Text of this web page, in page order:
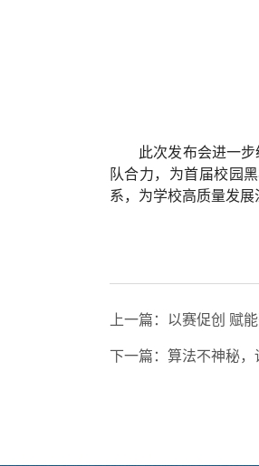
此次发布会进一
队合力，为首届校园
系，为学校高质量发展
上一篇： 以赛促创 赋
下一篇： 算法不神秘